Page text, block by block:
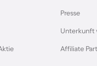
in Schweden Presse
Unterkunft
Affiliate